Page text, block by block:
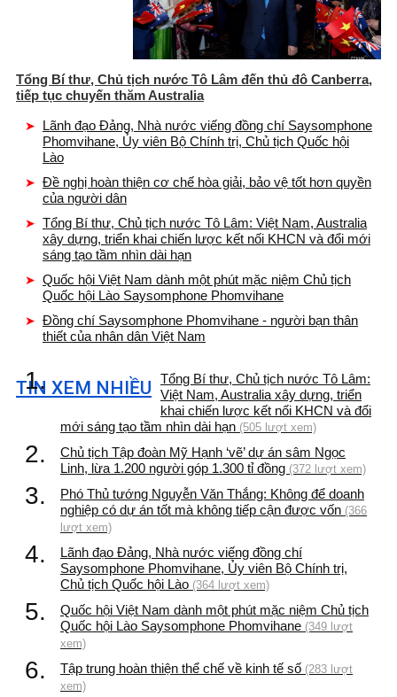
Tổng Bí thư, Chủ tịch nước Tô Lâm đến thủ đô Canberra,
tiếp tục chuyến thăm Australia
Lãnh đạo Đảng, Nhà nước viếng đồng chí Saysomphone
Phomvihane, Ủy viên Bộ Chính trị, Chủ tịch Quốc hội
Lào
Đề nghị hoàn thiện cơ chế hòa giải, bảo vệ tốt hơn quyền
của người dân
Tổng Bí thư, Chủ tịch nước Tô Lâm: Việt Nam, Australia
xây dựng, triển khai chiến lược kết nối KHCN và đổi mới
sáng tạo tầm nhìn dài hạn
Quốc hội Việt Nam dành một phút mặc niệm Chủ tịch
Quốc hội Lào Saysomphone Phomvihane
Đồng chí Saysomphone Phomvihane - người bạn thân
thiết của nhân dân Việt Nam
TIN XEM NHIỀU
1.
Tổng Bí thư, Chủ tịch nước Tô Lâm:
Việt Nam, Australia xây dựng, triển
khai chiến lược kết nối KHCN và đổi
mới sáng tạo tầm nhìn dài hạn (505 lượt xem)
2.
Chủ tịch Tập đoàn Mỹ Hạnh ‘vẽ’ dự án sâm Ngọc
Linh, lừa 1.200 người góp 1.300 tỉ đồng (372 lượt xem)
3.
Phó Thủ tướng Nguyễn Văn Thắng: Không để doanh
nghiệp có dự án tốt mà không tiếp cận được vốn (366
lượt xem)
4.
Lãnh đạo Đảng, Nhà nước viếng đồng chí
Saysomphone Phomvihane, Ủy viên Bộ Chính trị,
Chủ tịch Quốc hội Lào (364 lượt xem)
5.
Quốc hội Việt Nam dành một phút mặc niệm Chủ tịch
Quốc hội Lào Saysomphone Phomvihane (349 lượt
xem)
6. Tập trung hoàn thiện thể chế về kinh tế số (283 lượt
xem)